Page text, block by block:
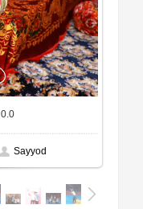
0.0
Sayyod